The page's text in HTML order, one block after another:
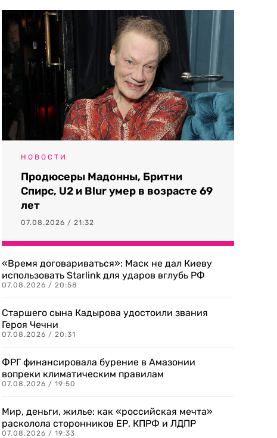
НОВОСТИ
Продюсеры Мадонны, Бритни
Спирс, U2 и Blur умер в возрасте 69
лет
07.08.2026 / 21:32
«Время договариваться»: Маск не дал Киеву
использовать Starlink для ударов вглубь РФ
07.08.2026 / 20:58
Старшего сына Кадырова удостоили звания
Героя Чечни
07.08.2026 / 20:31
ФРГ финансировала бурение в Амазонии
вопреки климатическим правилам
07.08.2026 / 19:50
Мир, деньги, жилье: как «российская мечта»
расколола сторонников ЕР, КПРФ и ЛДПР
07.08.2026 / 19:33